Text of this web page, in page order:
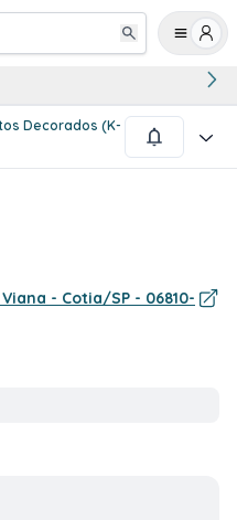
Decorados (K-
- Cotia/SP - 06810-